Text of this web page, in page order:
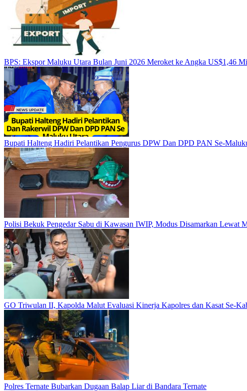
BPS: Ekspor Maluku Utara Bulan Juni 2026 Meroket ke Angka US$1,46
Bupati Halteng Hadiri Pelantikan Pengurus DPW Dan DPD PAN Se-
Polisi Bekuk Pengedar Sabu di Kawasan IWIP, Modus Disamarkan Lewat
GO Triwulan II, Kapolda Malut Evaluasi Kinerja Kapolres dan Kasat Se-
Polres Ternate Bubarkan Dugaan Balap Liar di Bandara Ternate